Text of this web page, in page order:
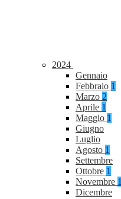
2024
Gennaio
Febbraio 1
Marzo 2
Aprile 1
Maggio 1
Giugno
Luglio
Agosto 1
Settembre
Ottobre 1
Novembre 1
Dicembre